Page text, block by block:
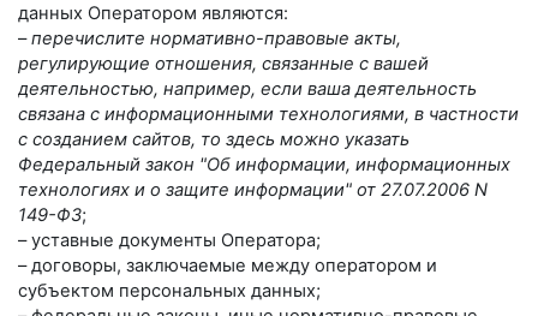
данных Оператором являются:
–перечислите нормативно-правовые акты,
регулирующие отношения, связанные с вашей
деятельностью, например, если ваша деятельность
связана с информационными технологиями, в частности
с созданием сайтов, то здесь можно указать
Федеральный закон "Об информации, информационных
технологиях и о защите информации" от 27.07.2006 N
149-ФЗ;
– уставные документы Оператора;
– договоры, заключаемые между оператором и
субъектом персональных данных;